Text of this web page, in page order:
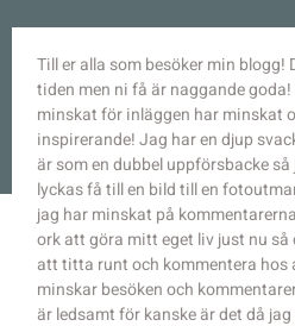
Till er alla som besöker min blogg!
tiden men ni få är naggande
minskat för inläggen har minskat
inspirerande! Jag har en djup
är som en dubbel uppförsbacke
lyckas få till en bild till en
jag har minskat på
ork att göra mitt eget liv just nu
att titta runt och kommentera hos
minskar besöken och
är ledsamt för kanske är det då